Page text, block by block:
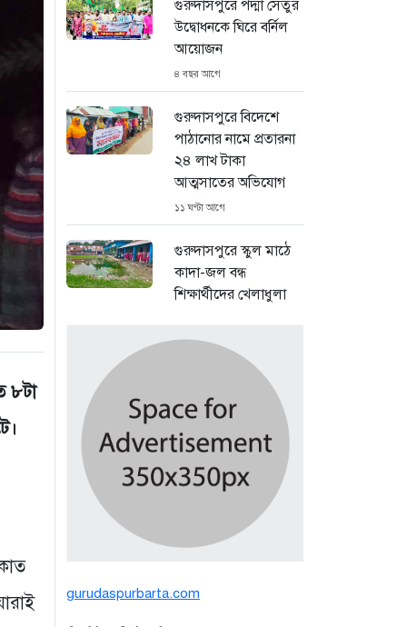
৮টা
গুরুদাসপুরে পদ্মা সেতুর
উদ্বোধনকে ঘিরে বর্নিল
আয়োজন
৪ বছর আগে
গুরুদাসপুরে বিদেশে
পাঠানোর নামে প্রতারনা
২৪ লাখ টাকা
আত্মসাতের অভিযোগ
১১ ঘণ্টা আগে
গুরুদাসপুরে স্কুল মাঠে
কাদা-জল বন্ধ
শিক্ষার্থীদের খেলাধুলা
১ দিন আগে
বর্ষার পানিতে টইটুম্বুর
চলনবিলে বাড়ছে ডিঙি
নৌকার চাহিদা
৪ দিন আগে
সিন্ডিকেটের কবজায়
পাটের বাজার, দাম
বিপর্যয়ে চাষীদের ক্ষোভ
gurudaspurbarta.com